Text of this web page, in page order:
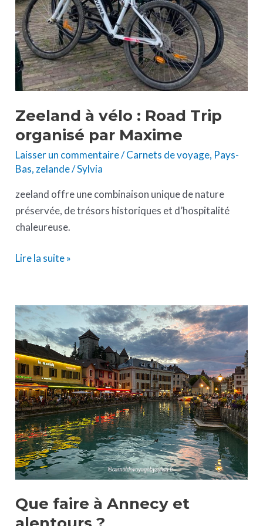
Zeeland à vélo : Road Trip
organisé par Maxime
Laisser un commentaire/Carnets de voyage, Pays-
Bas, zelande/Sylvia
zeeland offre une combinaison unique de nature
préservée, de trésors historiques et d’hospitalité
chaleureuse.
Lire la suite »
Que faire à Annecy et
Que
faire
à
Annecy
et
alentours
?